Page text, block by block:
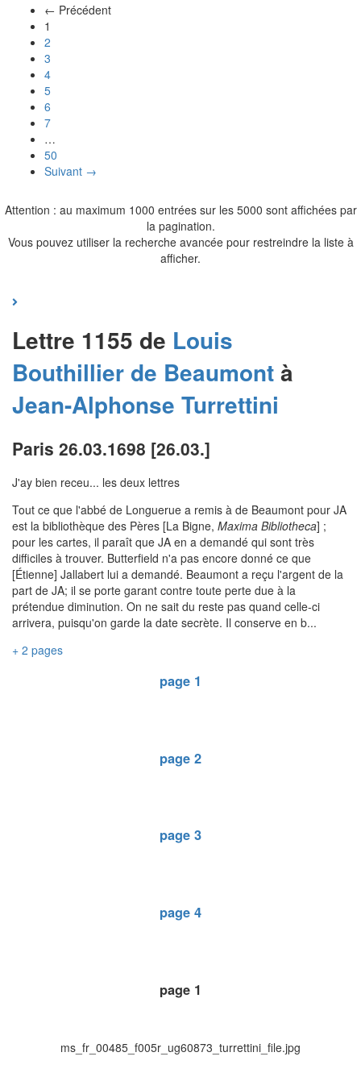
← Précédent
1
2
3
4
5
6
7
…
50
Suivant →
Attention : au maximum 1000 entrées sur les 5000 sont affichées par
la pagination.
Vous pouvez utiliser la recherche avancée pour restreindre la liste à
afficher.
Lettre 1155 de Louis
Bouthillier de Beaumontà
Jean-Alphonse Turrettini
Paris 26.03.1698 [26.03.]
J'ay bien receu... les deux lettres
Tout ce que l'abbé de Longuerue a remis à de Beaumont pour JA
est la bibliothèque des Pères [La Bigne, Maxima Bibliotheca] ;
pour les cartes, il paraît que JA en a demandé qui sont très
difficiles à trouver. Butterfield n'a pas encore donné ce que
[Étienne] Jallabert lui a demandé. Beaumont a reçu l'argent de la
part de JA; il se porte garant contre toute perte due à la
prétendue diminution. On ne sait du reste pas quand celle-ci
arrivera, puisqu'on garde la date secrète. Il conserve en b...
+ 2 pages
page 1
page 2
page 3
page 4
page 1
ms_fr_00485_f005r_ug60873_turrettini_file.jpg